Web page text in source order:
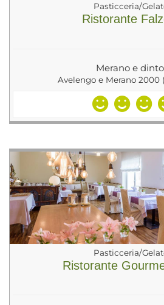
Pasticceria/
Ristorante
Merano e
Avelengo e Merano 2000
Pasticceria/
Ristorante